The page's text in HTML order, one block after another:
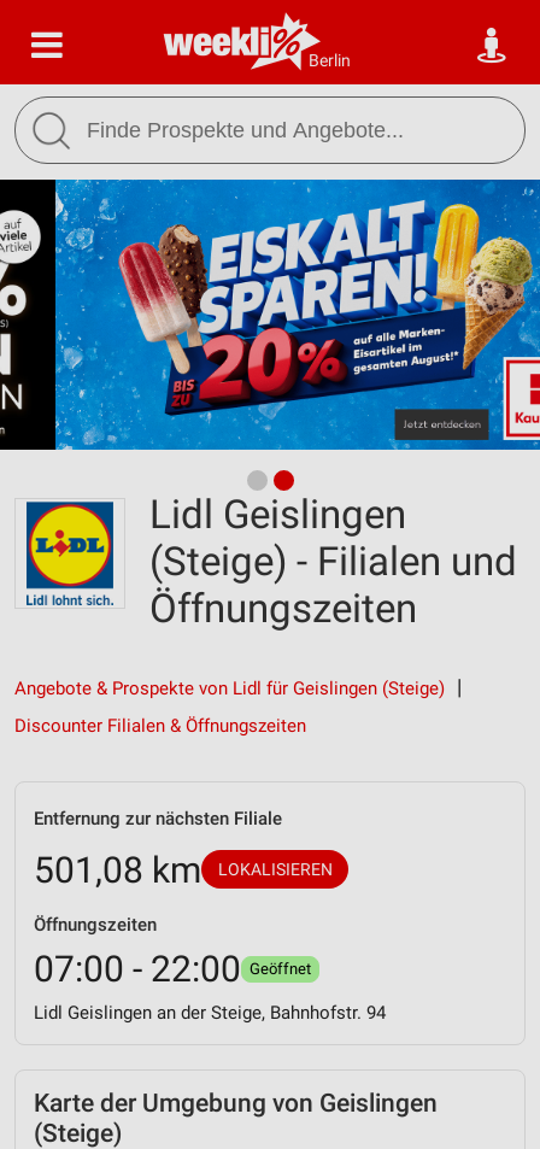
Berlin
Lidl Geislingen
(Steige) - Filialen und
Öffnungszeiten
Angebote & Prospekte von Lidl für Geislingen (Steige)
Discounter Filialen & Öffnungszeiten
Entfernung zur nächsten Filiale
501,08 km LOKALISIEREN
Öffnungszeiten
07:00 - 22:00 Geöffnet
Lidl Geislingen an der Steige, Bahnhofstr. 94
Karte der Umgebung von Geislingen
(Steige)